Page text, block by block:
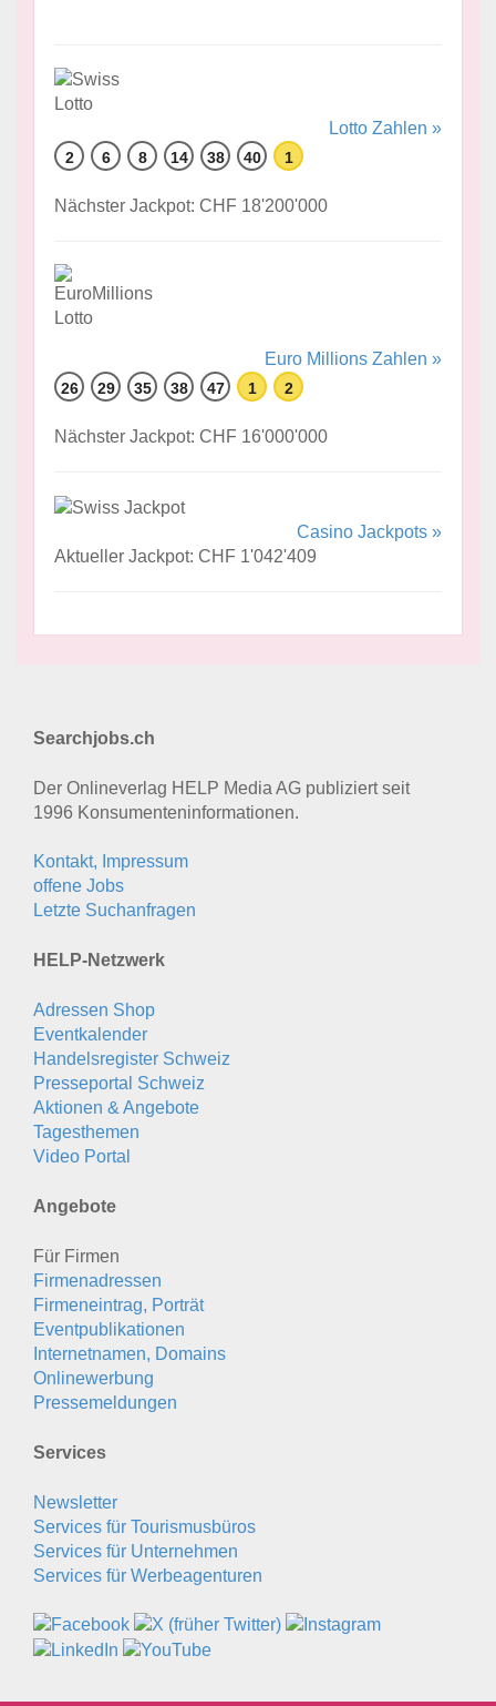
Lotto Zahlen »
2 6 8 14 38 40 1
Nächster Jackpot: CHF 18'200'000
Euro Millions Zahlen »
26 29 35 38 47 1 2
Nächster Jackpot: CHF 16'000'000
Casino Jackpots »
Aktueller Jackpot: CHF 1'042'409
Searchjobs.ch
Der Onlineverlag HELP Media AG publiziert seit
1996 Konsumenten­informationen.
Kontakt, Impressum
offene Jobs
Letzte Suchanfragen
HELP-Netzwerk
Adressen Shop
Eventkalender
Handelsregister Schweiz
Presseportal Schweiz
Aktionen & Angebote
Tagesthemen
Video Portal
Angebote
Für Firmen
Firmenadressen
Firmeneintrag, Porträt
Eventpublikationen
Internetnamen, Domains
Onlinewerbung
Pressemeldungen
Services
Newsletter
Services für Tourismusbüros
Services für Unternehmen
Services für Werbeagenturen